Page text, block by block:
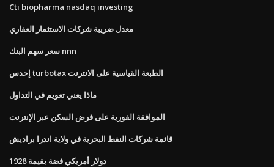
Cti biopharma nasdaq investing
معدل ضريبة شركات الاستثمار العقاري
سعر سهم البنك nnn
إحدس turbotax الطبعة القياسية على الانترنت
ماذا يعني تعويم في التداول
الموافقة الفورية على قرض السكن عبر الإنترنت
قائمة شركات النفط البحرية في ولاية اندرا براديش
1928 دولار أمريكي فضة بقيمة